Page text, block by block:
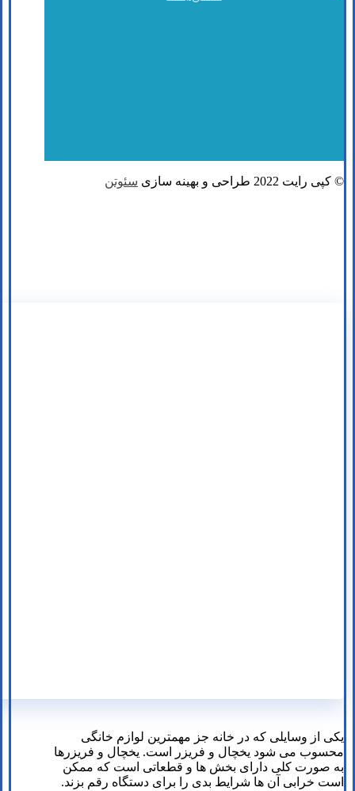
© کپی رایت 2022 طراحی و بهینه سازی سئوتن
یکی از وسایلی که در خانه جز مهمترین لوازم خانگی
محسوب می شود یخچال و فریزر است. یخچال و فریزرها
به صورت کلی دارای بخش ها و قطعاتی است که ممکن
است خرابی آن ها شرایط بدی را برای دستگاه رقم بزند.